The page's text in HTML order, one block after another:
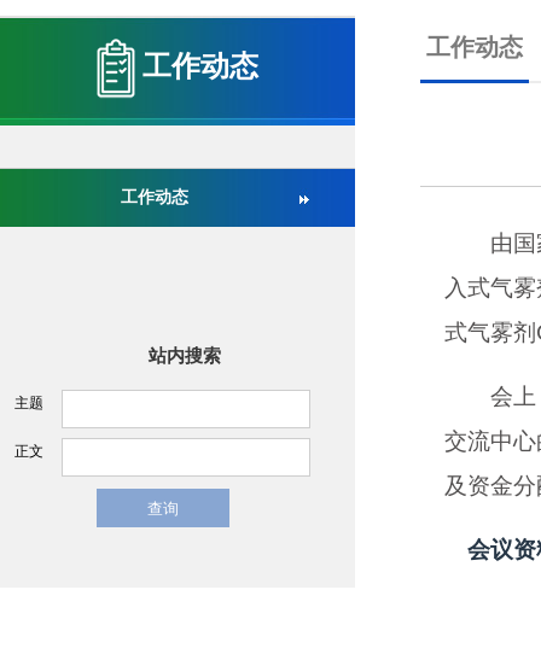
国家药监局药审中心关于发布《预防用mRNA疫苗临床
国家药监局药审中心关于发布《关于开发适宜药品包装
国家药监局 国家卫生健康委 国家中医药局 国家疾控局
关于举办第十六届中国医疗器械监督管理国际会议的通
工作动态
工作动态
站内搜索
主题
正文
工作动态
由国家
入式气
式气雾
会上，
交流中
及资金
会议